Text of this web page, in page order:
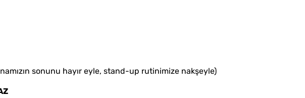
sonunu hayır eyle, stand-up rutinimize nakşeyle)